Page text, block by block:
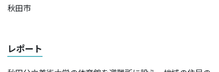
秋田市
レポート